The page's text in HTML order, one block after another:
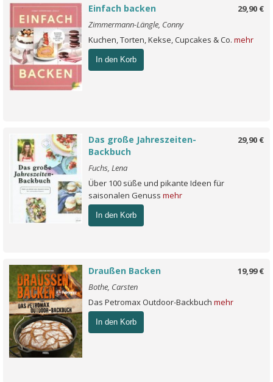
29,90 €
Einfach backen
Zimmermann-Längle, Conny
Kuchen, Torten, Kekse, Cupcakes & Co. mehr
In den Korb
29,90 €
Das große Jahreszeiten-
Backbuch
Fuchs, Lena
Über 100 süße und pikante Ideen für
saisonalen Genuss mehr
In den Korb
19,99 €
Draußen Backen
Bothe, Carsten
Das Petromax Outdoor-Backbuch mehr
In den Korb